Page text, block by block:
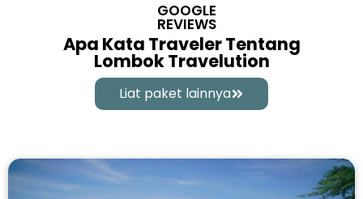
GOOGLE
REVIEWS
Apa Kata Traveler Tentang
Lombok Travelution
Liat paket lainnya